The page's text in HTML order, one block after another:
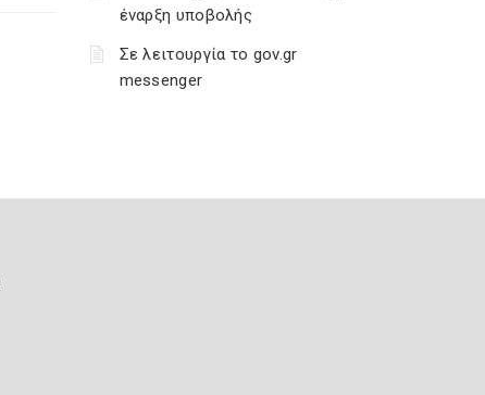
έναρξη υποβολής
Σε λειτουργία το gov.gr
messenger